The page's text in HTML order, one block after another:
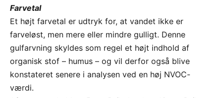
Farvetal
Et højt farvetal er udtryk for, at vandet ikke er
farveløst, men mere eller mindre gulligt. Denne
gulfarvning skyldes som regel et højt indhold af
organisk stof – humus – og vil derfor også blive
konstateret senere i analysen ved en høj NVOC-
værdi.